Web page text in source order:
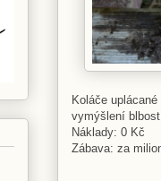
Koláče
vymýšlení
Náklady: 0 Kč
Zábava: za